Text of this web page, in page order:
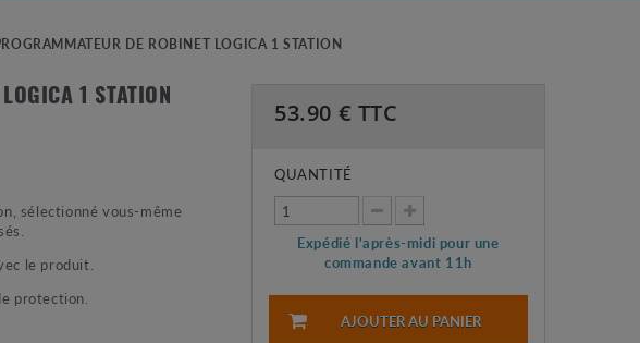
DE ROBINET LOGICA 1 STATION
1 STATION
sélectionné vous-même
le produit.
protection.
53.90 € TTC
QUANTITÉ
Expédié l'après-midi pour une
commande avant 11h
AJOUTER AU PANIER